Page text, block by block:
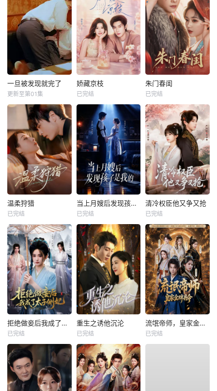
一旦被发现就完了
更新至第01集
娇藏京枝
已完结
朱门春闺
已完结
温柔狩猎
已完结
当上月嫂后发现孩子是我的
已完结
清冷权臣他又争又抢
已完结
拒绝做妾后我成了太子侧妃
已完结
重生之诱他沉沦
已完结
流氓帝师，皇家金牌县令
已完结